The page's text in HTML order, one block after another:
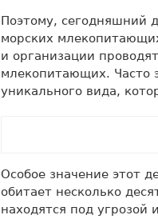
Поэтому, сегодняшний
морских
и организации
млекопитающих. Часто
уникального вида,
Особое значение этот
обитает несколько
находятся под угрозой